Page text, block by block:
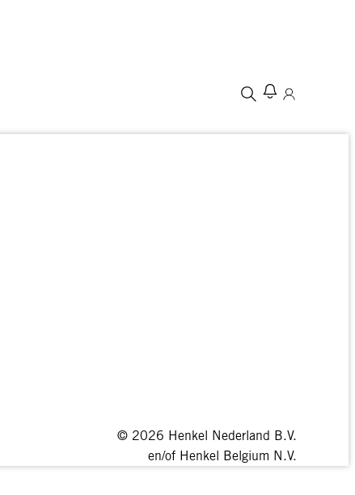
© 2026 Henkel Nederland B.V.
en/of Henkel Belgium N.V.